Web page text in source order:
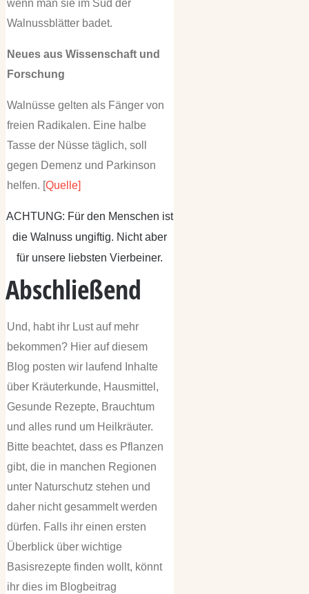
wenn man sie im Sud der
Walnussblätter badet.
Neues aus Wissenschaft und
Forschung
Walnüsse gelten als Fänger von
freien Radikalen. Eine halbe
Tasse der Nüsse täglich, soll
gegen Demenz und Parkinson
helfen. [Quelle]
ACHTUNG: Für den Menschen ist
die Walnuss ungiftig. Nicht aber
für unsere liebsten Vierbeiner.
Abschließend
Und, habt ihr Lust auf mehr
bekommen? Hier auf diesem
Blog posten wir laufend Inhalte
über Kräuterkunde, Hausmittel,
Gesunde Rezepte, Brauchtum
und alles rund um Heilkräuter.
Bitte beachtet, dass es Pflanzen
gibt, die in manchen Regionen
unter Naturschutz stehen und
daher nicht gesammelt werden
dürfen. Falls ihr einen ersten
Überblick über wichtige
Basisrezepte finden wollt, könnt
ihr dies im Blogbeitrag